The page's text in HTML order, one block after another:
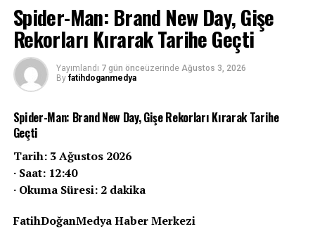
Spider-Man: Brand New Day, Gişe
Rekorları Kırarak Tarihe Geçti
Yayımlandı 7 gün önceüzerinde Ağustos 3, 2026
By fatihdoganmedya
Spider-Man: Brand New Day, Gişe Rekorları Kırarak Tarihe
Geçti
Tarih: 3 Ağustos 2026
· Saat: 12:40
· Okuma Süresi: 2 dakika
FatihDoğanMedya Haber Merkezi